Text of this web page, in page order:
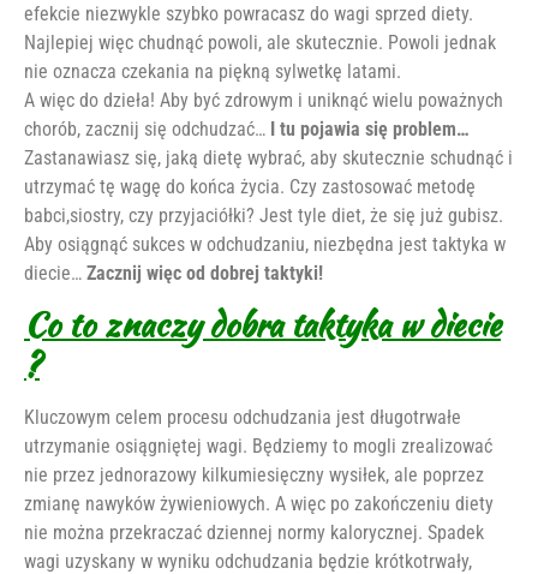
efekcie niezwykle szybko powracasz do wagi sprzed diety.
Najlepiej więc chudnąć powoli, ale skutecznie. Powoli jednak
nie oznacza czekania na piękną sylwetkę latami.
A więc do dzieła! Aby być zdrowym i uniknąć wielu poważnych
chorób, zacznij się odchudzać… I tu pojawia się problem…
Zastanawiasz się, jaką dietę wybrać, aby skutecznie schudnąć i
utrzymać tę wagę do końca życia. Czy zastosować metodę
babci,siostry, czy przyjaciółki? Jest tyle diet, że się już gubisz.
Aby osiągnąć sukces w odchudzaniu, niezbędna jest taktyka w
diecie… Zacznij więc od dobrej taktyki!
Co to znaczy dobra taktyka w diecie
?
Kluczowym celem procesu odchudzania jest długotrwałe
utrzymanie osiągniętej wagi. Będziemy to mogli zrealizować
nie przez jednorazowy kilkumiesięczny wysiłek, ale poprzez
zmianę nawyków żywieniowych. A więc po zakończeniu diety
nie można przekraczać dziennej normy kalorycznej. Spadek
wagi uzyskany w wyniku odchudzania będzie krótkotrwały,